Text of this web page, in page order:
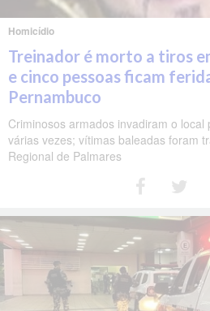
Homicídio
Treinador é morto a tiros
e cinco pessoas ficam
Pernambuco
Criminosos armados invadiram o
várias vezes; vítimas baleadas foram
Regional de Palmares